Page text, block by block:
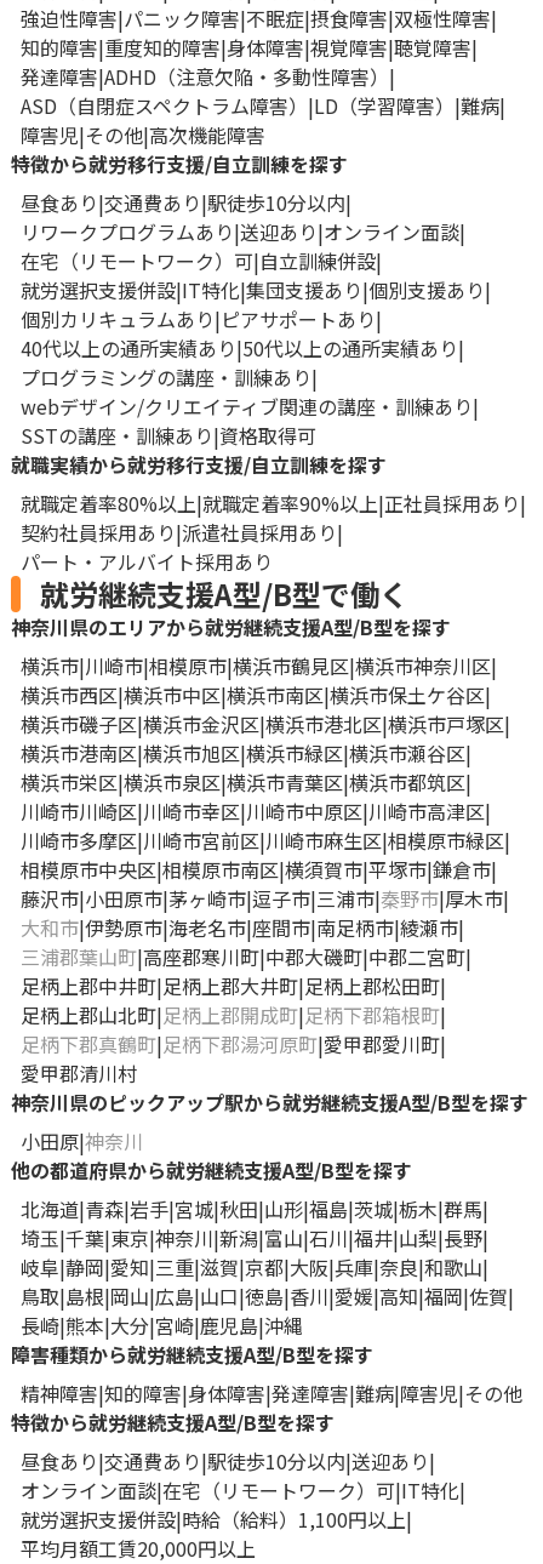
強迫性障害 パニック障害 不眠症 摂食障害 双極性障害
知的障害 重度知的障害 身体障害 視覚障害 聴覚障害
発達障害 ADHD（注意欠陥・多動性障害）
ASD（自閉症スペクトラム障害）
LD（学習障害）
難病
障害児 その他 高次機能障害
特徴から就労移行支援/自立訓練を探す
昼食あり 交通費あり 駅徒歩10分以内
リワークプログラムあり 送迎あり オンライン面談
在宅（リモートワーク）可 自立訓練併設
就労選択支援併設 IT特化 集団支援あり 個別支援あり
個別カリキュラムあり ピアサポートあり
40代以上の通所実績あり 50代以上の通所実績あり
プログラミングの講座・訓練あり
webデザイン/クリエイティブ関連の講座・訓練あり
SSTの講座・訓練あり 資格取得可
就職実績から就労移行支援/自立訓練を探す
就職定着率80%以上 就職定着率90%以上 正社員採用あり
契約社員採用あり 派遣社員採用あり
パート・アルバイト採用あり
就労継続支援A型/B型で働く
神奈川県のエリアから就労継続支援A型/B型を探す
横浜市 川崎市 相模原市 横浜市鶴見区 横浜市神奈川区
横浜市西区 横浜市中区 横浜市南区 横浜市保土ケ谷区
横浜市磯子区 横浜市金沢区 横浜市港北区 横浜市戸塚区
横浜市港南区 横浜市旭区 横浜市緑区 横浜市瀬谷区
横浜市栄区 横浜市泉区 横浜市青葉区 横浜市都筑区
川崎市川崎区 川崎市幸区 川崎市中原区 川崎市高津区
川崎市多摩区 川崎市宮前区 川崎市麻生区 相模原市緑区
相模原市中央区 相模原市南区 横須賀市 平塚市 鎌倉市
藤沢市 小田原市 茅ヶ崎市 逗子市 三浦市 秦野市 厚木市
大和市 伊勢原市 海老名市 座間市 南足柄市 綾瀬市
三浦郡葉山町 高座郡寒川町 中郡大磯町 中郡二宮町
足柄上郡中井町 足柄上郡大井町 足柄上郡松田町
足柄上郡山北町 足柄上郡開成町 足柄下郡箱根町
足柄下郡真鶴町 足柄下郡湯河原町 愛甲郡愛川町
愛甲郡清川村
神奈川県のピックアップ駅から就労継続支援A型/B型を探す
小田原 神奈川
他の都道府県から就労継続支援A型/B型を探す
北海道 青森 岩手 宮城 秋田 山形 福島 茨城 栃木 群馬
埼玉 千葉 東京 神奈川 新潟 富山 石川 福井 山梨 長野
岐阜 静岡 愛知 三重 滋賀 京都 大阪 兵庫 奈良 和歌山
鳥取 島根 岡山 広島 山口 徳島 香川 愛媛 高知 福岡 佐賀
長崎 熊本 大分 宮崎 鹿児島 沖縄
障害種類から就労継続支援A型/B型を探す
精神障害 知的障害 身体障害 発達障害 難病 障害児 その他
特徴から就労継続支援A型/B型を探す
昼食あり 交通費あり 駅徒歩10分以内 送迎あり
オンライン面談 在宅（リモートワーク）可 IT特化
就労選択支援併設 時給（給料）1,100円以上
平均月額工賃20,000円以上